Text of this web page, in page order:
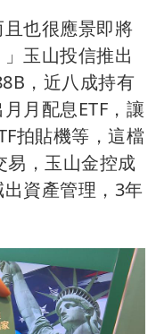
也很應景即將
玉山投信推出
，近八成持有
月配息ETF，讓
拍貼機等，這檔
易，玉山金控成
資產管理，3年